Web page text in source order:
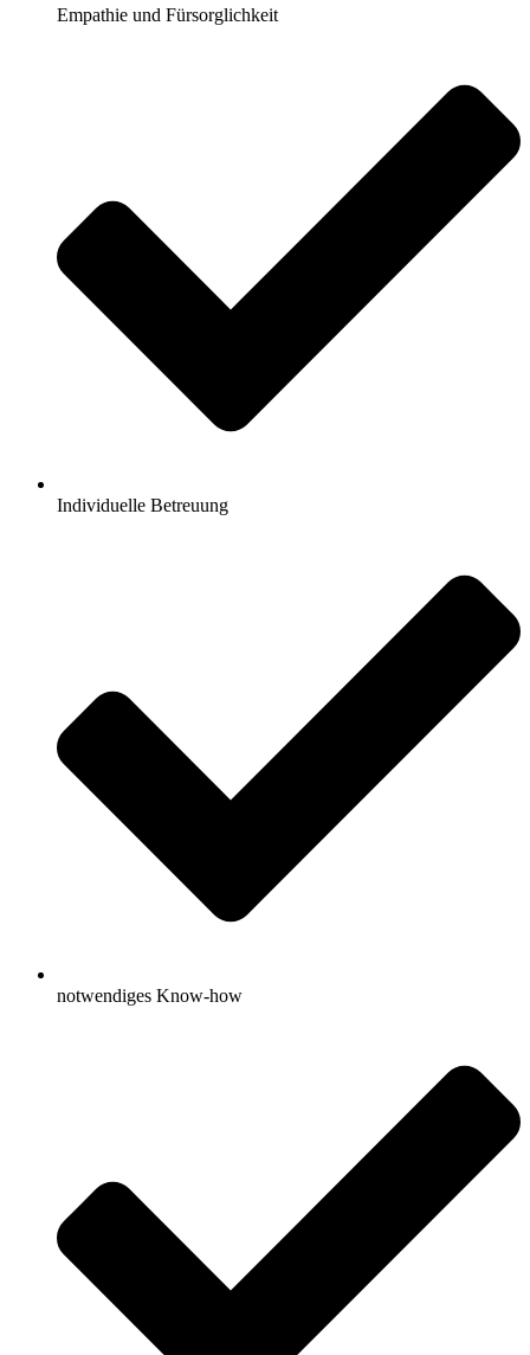
Empathie und Fürsorglichkeit
Individuelle Betreuung
notwendiges Know-how